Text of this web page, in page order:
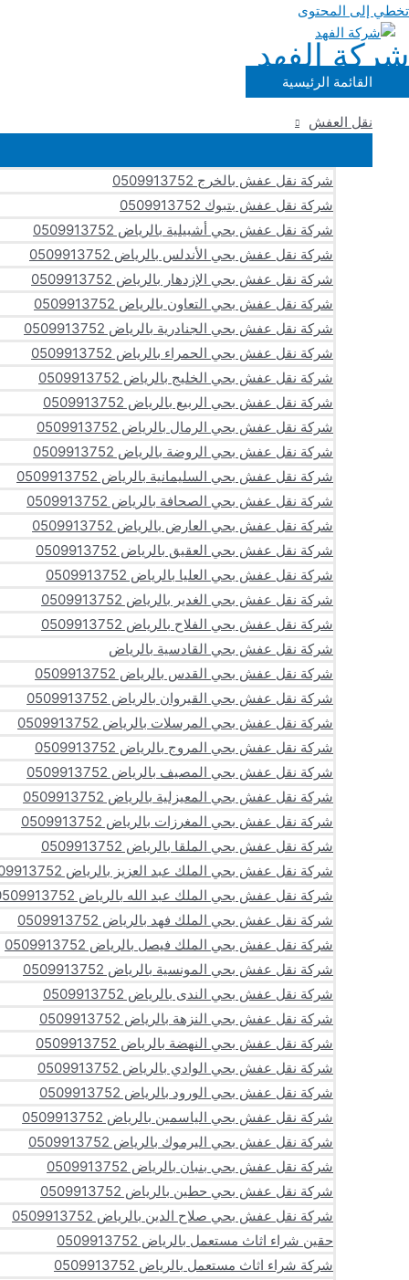
تخطي إلى المحتوى
شركة الفهد
القائمة الرئيسية
نقل العفش
شركة نقل عفش بالخرج 0509913752
شركة نقل عفش بتبوك 0509913752
شركة نقل عفش بحي أشبيلية بالرياض 0509913752
شركة نقل عفش بحي الأندلس بالرياض 0509913752
شركة نقل عفش بحي الإزدهار بالرياض 0509913752
شركة نقل عفش بحي التعاون بالرياض 0509913752
شركة نقل عفش بحي الجنادرية بالرياض 0509913752
شركة نقل عفش بحي الحمراء بالرياض 0509913752
شركة نقل عفش بحي الخليج بالرياض 0509913752
شركة نقل عفش بحي الربيع بالرياض 0509913752
شركة نقل عفش بحي الرمال بالرياض 0509913752
شركة نقل عفش بحي الروضة بالرياض 0509913752
شركة نقل عفش بحي السليمانية بالرياض 0509913752
شركة نقل عفش بحي الصحافة بالرياض 0509913752
شركة نقل عفش بحي العارض بالرياض 0509913752
شركة نقل عفش بحي العقيق بالرياض 0509913752
شركة نقل عفش بحي العليا بالرياض 0509913752
شركة نقل عفش بحي الغدير بالرياض 0509913752
شركة نقل عفش بحي الفلاح بالرياض 0509913752
شركة نقل عفش بحي القادسية بالرياض
شركة نقل عفش بحي القدس بالرياض 0509913752
شركة نقل عفش بحي القيروان بالرياض 0509913752
شركة نقل عفش بحي المرسلات بالرياض 0509913752
شركة نقل عفش بحي المروج بالرياض 0509913752
شركة نقل عفش بحي المصيف بالرياض 0509913752
شركة نقل عفش بحي المعيزلية بالرياض 0509913752
شركة نقل عفش بحي المغرزات بالرياض 0509913752
شركة نقل عفش بحي الملقا بالرياض 0509913752
شركة نقل عفش بحي الملك عبد العزيز بالرياض 0509913752
شركة نقل عفش بحي الملك عبد الله بالرياض 0509913752
شركة نقل عفش بحي الملك فهد بالرياض 0509913752
شركة نقل عفش بحي الملك فيصل بالرياض 0509913752
شركة نقل عفش بحي المونسية بالرياض 0509913752
شركة نقل عفش بحي الندى بالرياض 0509913752
شركة نقل عفش بحي النزهة بالرياض 0509913752
شركة نقل عفش بحي النهضة بالرياض 0509913752
شركة نقل عفش بحي الوادي بالرياض 0509913752
شركة نقل عفش بحي الورود بالرياض 0509913752
شركة نقل عفش بحي الياسمين بالرياض 0509913752
شركة نقل عفش بحي اليرموك بالرياض 0509913752
شركة نقل عفش بحي بنبان بالرياض 0509913752
شركة نقل عفش بحي حطين بالرياض 0509913752
شركة نقل عفش بحي صلاح الدين بالرياض 0509913752
حقين شراء اثاث مستعمل بالرياض 0509913752
شركة شراء اثاث مستعمل بالرياض 0509913752